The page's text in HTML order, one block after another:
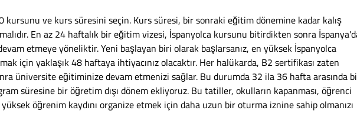
kursunu ve kurs süresini seçin. Kurs süresi, bir sonraki eğitim dönemine kadar kalış
En az 24 haftalık bir eğitim vizesi, İspanyolca kursunu bitirdikten sonra
etmeye yöneliktir. Yeni başlayan biri olarak başlarsanız, en yüksek İspanyolca
için yaklaşık 48 haftaya ihtiyacınız olacaktır. Her halükarda, B2 sertifikası zaten
üniversite eğitiminize devam etmenizi sağlar. Bu durumda 32 ila 36 hafta arasında
süresine bir öğretim dışı dönem ekliyoruz. Bu tatiller, okulların kapanması, öğrenci
öğrenim kaydını organize etmek için daha uzun bir oturma iznine sahip olmanızı